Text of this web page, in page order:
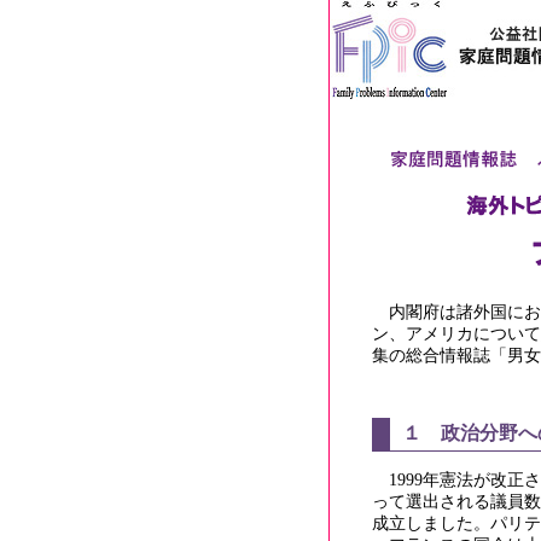
内閣府は諸外国に
ン、アメリカについ
集の総合情報誌「男
１ 政治分野
1999年憲法が改正
って選出される議員
成立しました。パリ